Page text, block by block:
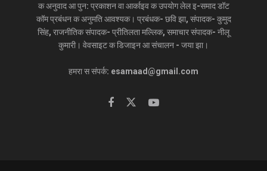
क अनुवाद आ पुन: प्रकाशन वा आर्काइव क उपयोग लेल इ-समाद डॉट
कॉम प्रबंधन क अनुमति आवश्यक। प्रबंधक- छवि झा, संपादक- कुमुद
सिंह, राजनीतिक संपादक- प्रीतिलता मल्लिक, समाचार संपादक- नीलू
कुमारी। वेवसाइट क डिजाइन आ संचालन - जया झा।
हमरा स संपर्क: esamaad@gmail.com